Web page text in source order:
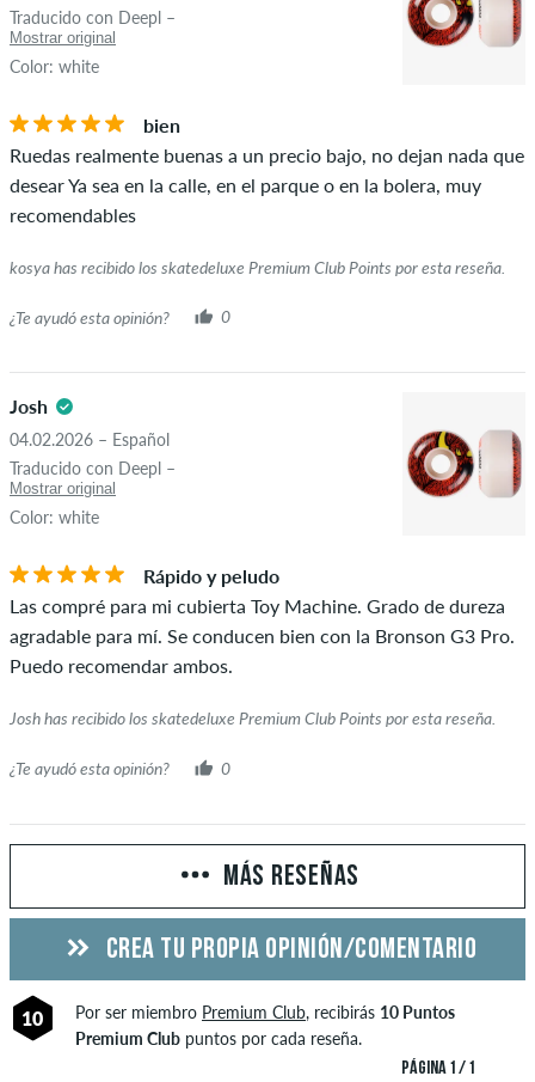
Traducido con Deepl –
Mostrar original
Color: white
bien
Ruedas realmente buenas a un precio bajo, no dejan nada que
desear Ya sea en la calle, en el parque o en la bolera, muy
recomendables
kosya has recibido los skatedeluxe Premium Club Points por esta reseña.
¿Te ayudó esta opinión? 0
Josh
04.02.2026 – Español
Traducido con Deepl –
Mostrar original
Color: white
Rápido y peludo
Las compré para mi cubierta Toy Machine. Grado de dureza
agradable para mí. Se conducen bien con la Bronson G3 Pro.
Puedo recomendar ambos.
Josh has recibido los skatedeluxe Premium Club Points por esta reseña.
¿Te ayudó esta opinión? 0
PÁGINA 1 / 1
MÁS RESEÑAS
CREA TU PROPIA OPINIÓN/COMENTARIO
10 Por ser miembro Premium Club, recibirás 10 Puntos
Premium Clubpuntos por cada reseña.